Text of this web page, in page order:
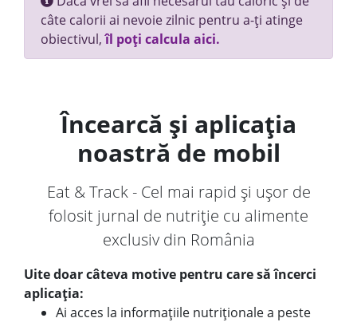
câte calorii ai nevoie zilnic pentru a-ți atinge
obiectivul,îl poți calcula aici.
Încearcă și aplicația
noastră de mobil
Eat & Track - Cel mai rapid și ușor de
folosit jurnal de nutriție cu alimente
exclusiv din România
Uite doar câteva motive pentru care să încerci
aplicația:
Ai acces la informațiile nutriționale a peste